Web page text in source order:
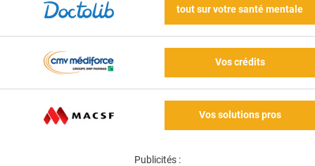
tout sur votre santé mentale
Vos crédits
Vos solutions pros
Publicités :